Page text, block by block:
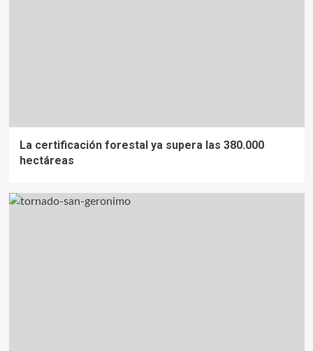
La certificación forestal ya supera las 380.000
hectáreas